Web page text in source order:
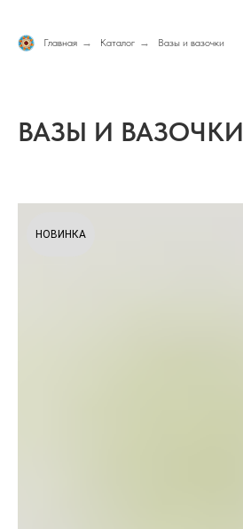
Главная → Каталог → Вазы и вазочки
ВАЗЫ И ВАЗОЧКИ
НОВИНКА